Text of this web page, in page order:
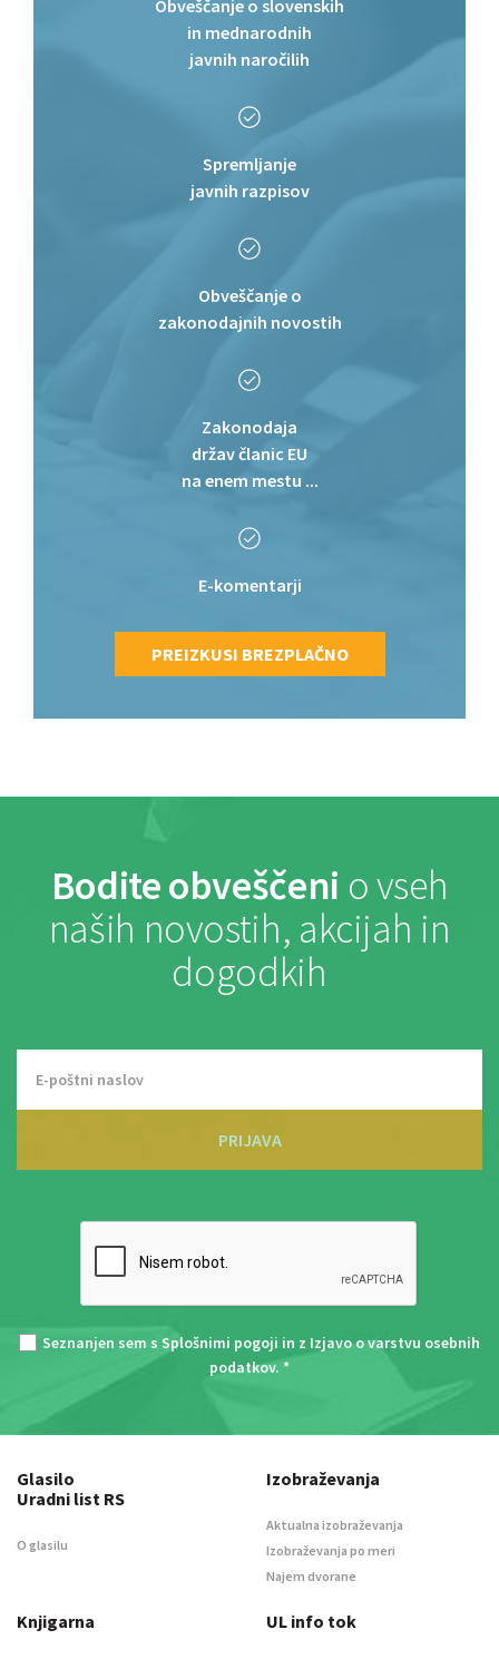
Obveščanje o slovenskih
in mednarodnih
javnih naročilih
Spremljanje
javnih razpisov
Obveščanje o
zakonodajnih novostih
Zakonodaja
držav članic EU
na enem mestu ...
E-komentarji
PREIZKUSI BREZPLAČNO
Bodite obveščeni o vseh
naših novostih, akcijah in
dogodkih
PRIJAVA
Seznanjen sem s Splošnimi pogoji in z Izjavo o varstvu osebnih
podatkov. *
Glasilo
Uradni list RS
O glasilu
Izobraževanja
Aktualna izobraževanja
Izobraževanja po meri
Najem dvorane
Knjigarna UL info tok